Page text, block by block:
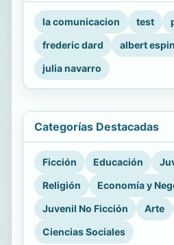
la comunicacion test
frederic dard
albert
julia navarro
Categorías Destacadas
Ficción Educación
Religión
Economía y
Juvenil No Ficción
Arte
Ciencias Sociales